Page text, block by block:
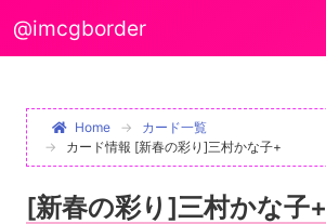
@imcgborder
Home
カード一覧
カード情報 [新春の彩り]三村かな子+
[新春の彩り]三村かな子+